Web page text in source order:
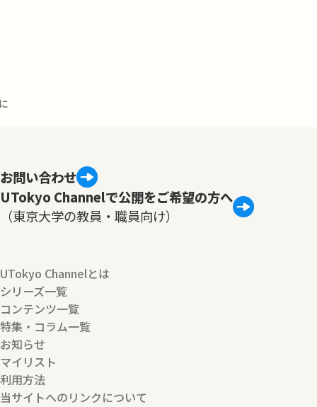
お問い合わせ
UTokyo Channelで公開をご希望の方へ
（東京大学の教員・職員向け）
UTokyo Channelとは
シリーズ一覧
コンテンツ一覧
特集・コラム一覧
お知らせ
マイリスト
利用方法
当サイトへのリンクについて